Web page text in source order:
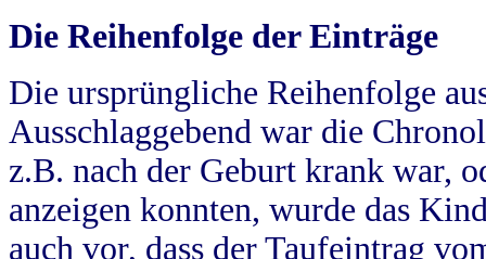
Die Reihenfolge der Einträge
Die ursprüngliche Reihenfolge
Ausschlaggebend war die
z.B. nach der Geburt krank war,
anzeigen konnten, wurde das
auch vor, dass der Taufeintrag